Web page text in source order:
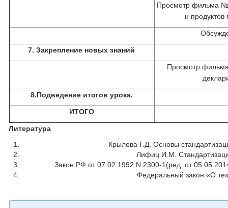
Просмотр фильма
н
7. Закрепление новых знаний
Просмотр
8.Подведение итогов урока.
ИТОГО
Литература
Крылова Г.Д. Основы
Лифиц И.М.
Закон РФ от 07.02.1992 N 2300-1(ред. от
Федеральный закон «О